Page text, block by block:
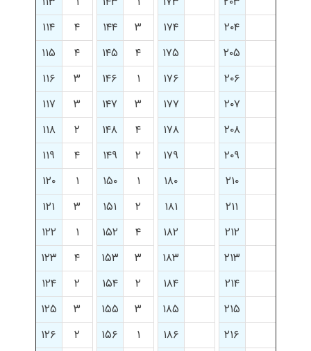
۲۰۴
۱۷۴ ۳ ۱۴۴ ۴
۱۱۴
۲۰۵
۱۷۵ ۴ ۱۴۵ ۴
۱۱۵
۲۰۶
۱۷۶ ۱ ۱۴۶ ۳
۱۱۶
۲۰۷
۱۷۷ ۳ ۱۴۷ ۳
۱۱۷
۲۰۸
۱۷۸ ۴ ۱۴۸ ۲
۱۱۸
۲۰۹
۱۷۹ ۲ ۱۴۹ ۴
۱۱۹
۲۱۰
۱۸۰ ۱ ۱۵۰ ۱
۱۲۰
۲۱۱
۱۸۱ ۲ ۱۵۱ ۳
۱۲۱
۲۱۲
۱۸۲ ۴ ۱۵۲ ۱
۱۲۲
۲۱۳
۱۸۳ ۳ ۱۵۳ ۴
۱۲۳
۲۱۴
۱۸۴ ۲ ۱۵۴ ۲
۱۲۴
۲۱۵
۱۸۵ ۳ ۱۵۵ ۳
۱۲۵
۲۱۶
۱۸۶ ۱ ۱۵۶ ۲
۱۲۶